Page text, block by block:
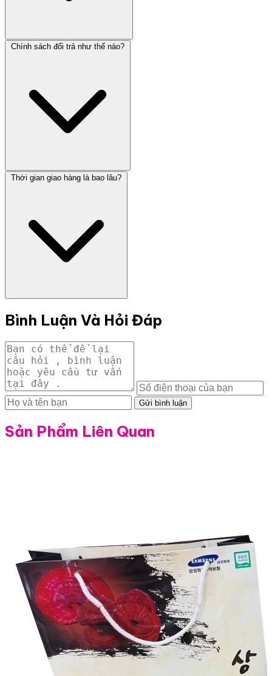
Chính sách đổi trả như thế nào?
Thời gian giao hàng là bao lâu?
Bình Luận Và Hỏi Đáp
Gửi bình luận
Sản Phẩm Liên Quan